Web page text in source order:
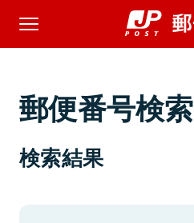
郵便番号検索
検索結果